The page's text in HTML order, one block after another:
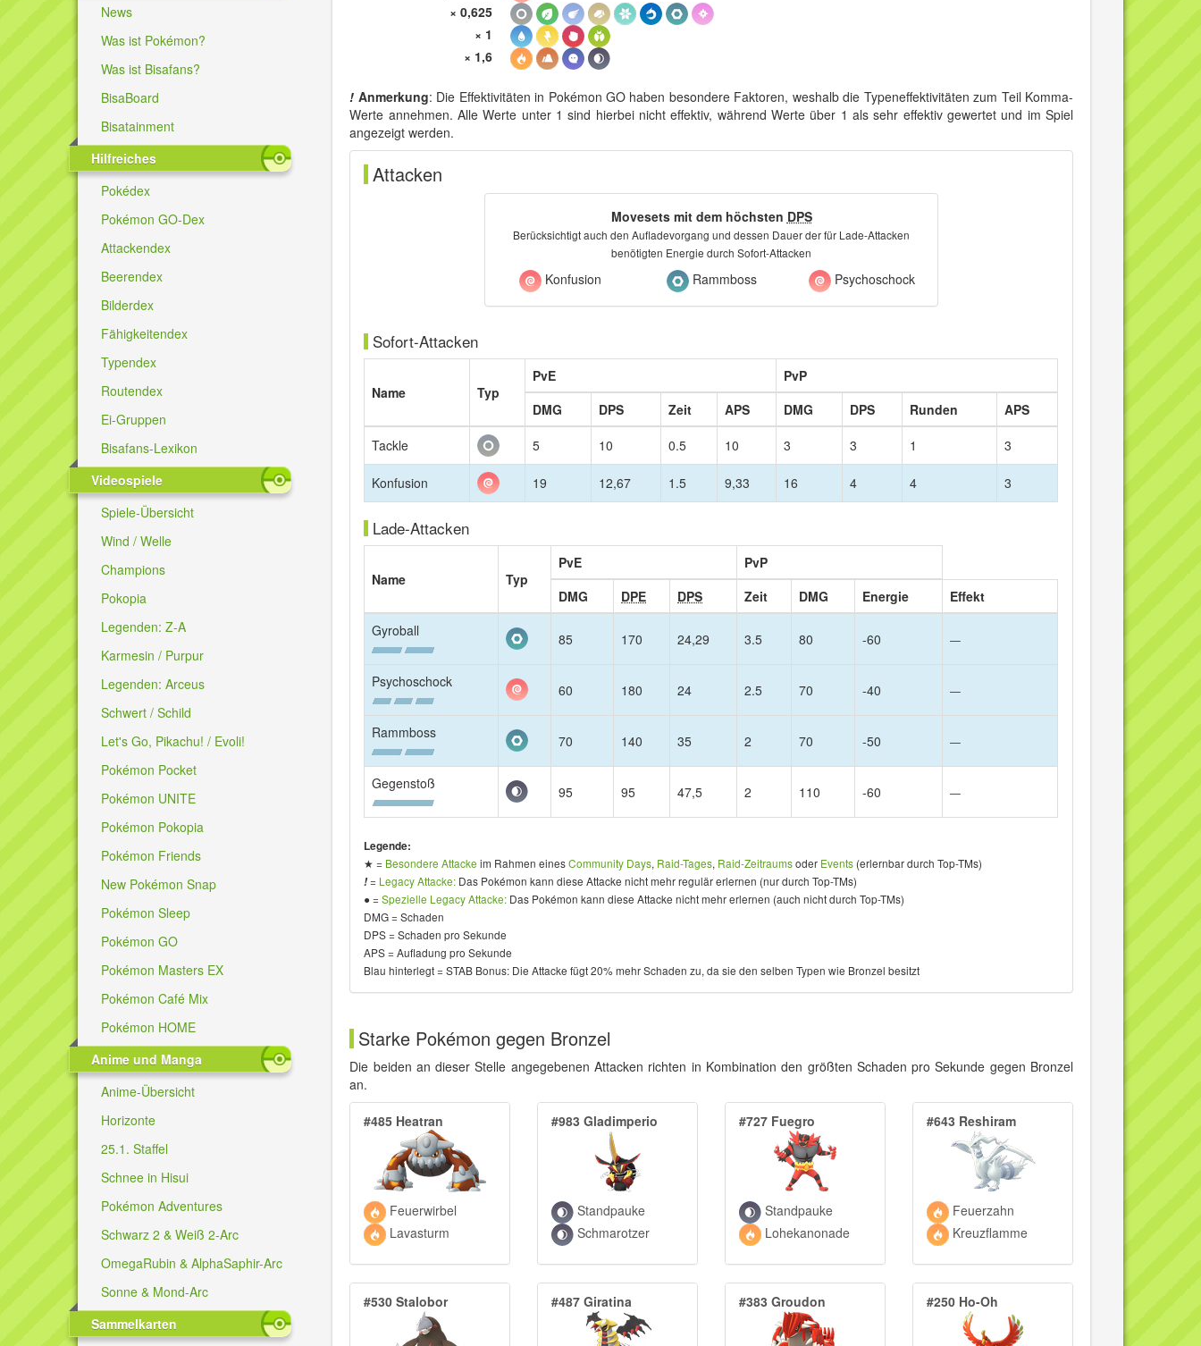
News
Was ist Pokémon?
Was ist Bisafans?
BisaBoard
Bisatainment
Hilfreiches
Pokédex
Pokémon GO-Dex
Attackendex
Beerendex
Bilderdex
Fähigkeitendex
Typendex
Routendex
Ei-Gruppen
Bisafans-Lexikon
Videospiele
Spiele-Übersicht
Wind / Welle
Champions
Pokopia
Legenden: Z-A
Karmesin / Purpur
Legenden: Arceus
Schwert / Schild
Let's Go, Pikachu! / Evoli!
Pokémon Pocket
Pokémon UNITE
Pokémon Pokopia
Pokémon Friends
New Pokémon Snap
Pokémon Sleep
Pokémon GO
Pokémon Masters EX
Pokémon Café Mix
Pokémon HOME
Anime und Manga
Anime-Übersicht
Horizonte
25.1. Staffel
Schnee in Hisui
Pokémon Adventures
Schwarz 2 & Weiß 2-Arc
OmegaRubin & AlphaSaphir-Arc
Sonne & Mond-Arc
Sammelkarten
× 0,625
× 1
× 1,6
! Anmerkung: Die Effektivitäten in Pokémon GO haben besondere Faktoren, weshalb die Typeneffektivitäten zum Teil Komma-
Werte annehmen. Alle Werte unter 1 sind hierbei nicht effektiv, während Werte über 1 als sehr effektiv gewertet und im Spiel
angezeigt werden.
Attacken
Movesets mit dem höchsten DPS
Berücksichtigt auch den Aufladevorgang und dessen Dauer der für Lade-Attacken
benötigten Energie durch Sofort-Attacken
Konfusion Rammboss Psychoschock
Sofort-Attacken
Name Typ
PvE
PvP
DMG
DPS Zeit APS DMG DPS Runden
APS
Tackle
5 10 0.5 10 3 3 1 3
Konfusion 19 12,67 1.5 9,33 16 4 4 3
Lade-Attacken
Name Typ
PvE
PvP
DMG
DPE DPS Zeit DMG Energie
Effekt
Gyroball
85 170 24,29 3.5 80 -60 —
Psychoschock 60 180 24 2.5 70 -40 —
Rammboss 70 140 35 2 70 -50 —
Gegenstoß 95 95 47,5 2 110 -60 —
Legende:
★ = Besondere Attacke im Rahmen einesCommunity Days, Raid-Tages, Raid-Zeitraumsoder Events (erlernbar durch Top-TMs)
!= Legacy Attacke: Das Pokémon kann diese Attacke nicht mehr regulär erlernen (nur durch Top-TMs)
● =Spezielle Legacy Attacke: Das Pokémon kann diese Attacke nicht mehr erlernen (auch nicht durch Top-TMs)
DMG = Schaden
DPS = Schaden pro Sekunde
APS = Aufladung pro Sekunde
Blau hinterlegt = STAB Bonus: Die Attacke fügt 20% mehr Schaden zu, da sie den selben Typen wie Bronzel besitzt
Starke Pokémon gegen Bronzel
Die beiden an dieser Stelle angegebenen Attacken richten in Kombination den größten Schaden pro Sekunde gegen Bronzel
an.
#485 Heatran
Feuerwirbel
Lavasturm
#983 Gladimperio
Standpauke
Schmarotzer
#727 Fuegro
Standpauke
Lohekanonade
#643 Reshiram
Feuerzahn
Kreuzflamme
#530 Stalobor #487 Giratina #383 Groudon #250 Ho-Oh